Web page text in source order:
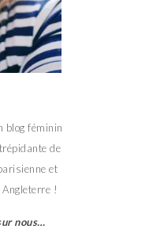
blog féminin
de
et
Angleterre !
nous…